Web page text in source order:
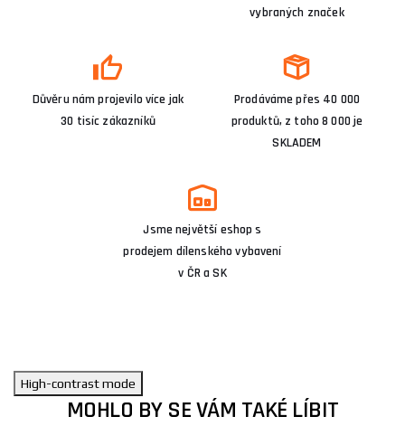
vybraných značek
Důvěru nám projevilo více jak
30 tisíc zákazníků
Prodáváme přes 40 000
produktů, z toho 8 000 je
SKLADEM
Jsme největší eshop s
prodejem dílenského vybavení
v ČR a SK
High-contrast mode
MOHLO BY SE VÁM TAKÉ LÍBIT